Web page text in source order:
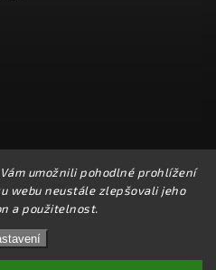
umožnili pohodlné prohlížení
webu neustále zlepšovali jeho
a použitelnost.
zavřeno z důvodu
v provozu, objednávky
17.8.2026. Děkujeme za
cookies